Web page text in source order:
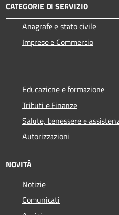
CATEGORIE DI SERVIZIO
Anagrafe e stato civile
Imprese e Commercio
Educazione e formazione
Tributi e Finanze
Salute, benessere e
Autorizzazioni
NOVITÀ
Notizie
Comunicati